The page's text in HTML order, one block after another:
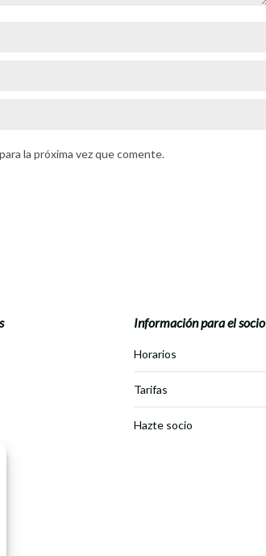
la próxima vez que comente.
Información para el socio
Horarios
Tarifas
Hazte socio